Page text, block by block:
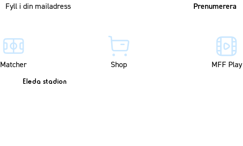
Matcher Shop MFF Play
Eleda stadion